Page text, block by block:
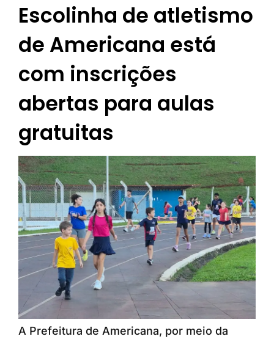
Escolinha de atletismo
de Americana está
com inscrições
abertas para aulas
gratuitas
A Prefeitura de Americana, por meio da